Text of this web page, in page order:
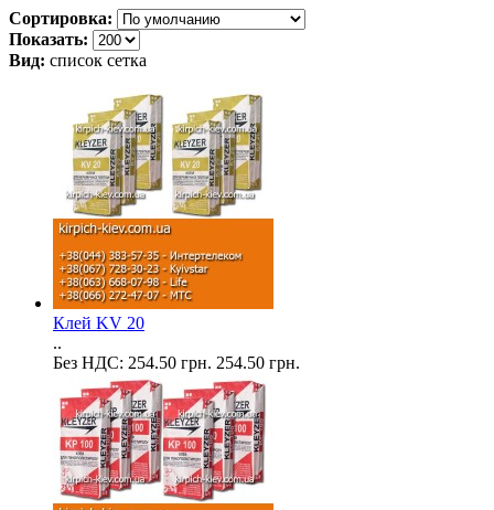
Сортировка:
Показать:
Вид: список сетка
Клей KV 20
..
Без НДС: 254.50 грн. 254.50 грн.